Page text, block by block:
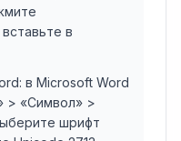
в
в Microsoft Word
> «Символ» >
шрифт